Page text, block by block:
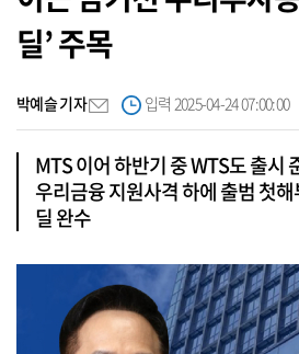
딜’ 주목
박예슬 기자 입력 2025-04-24 07:00:00
MTS 이어 하반기 중 WTS도 출
우리금융 지원사격 하에 출범 첫
딜 완수